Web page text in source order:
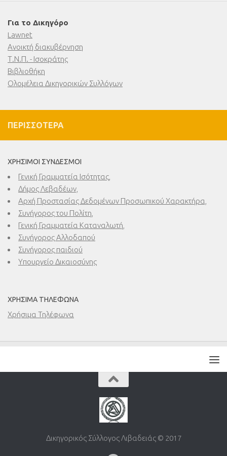
Για το Δικηγόρο
Lawnet
Ανοικτή διακυβέρνηση
Τ.Ν.Π. - Ισοκράτης
Βιβλιοθήκη
Ολομέλεια Δικηγορικών Συλλόγων
ΠΕΡΙΣΣΌΤΕΡΑ
ΧΡΉΣΙΜΟΙ ΣΎΝΔΕΣΜΟΙ
Γενική Γραμματεία Ισότητας,
Δήμος Λεβαδέων,
Αρχή Προστασίας Δεδομένων Προσωπικού Χαρακτήρα,
Συνήγορος του Πολίτη,
Γενική Γραμματεία Καταναλωτή,
Συνήγορος Αλλοδαπού
Συνήγορος παιδιού
Υπουργείο Δικαιοσύνης
ΧΡΉΣΙΜΑ ΤΗΛΈΦΩΝΑ
Χρήσιμα Τηλέφωνα
Δικηγορικός Σύλλογος Λιβαδειάς © 2017